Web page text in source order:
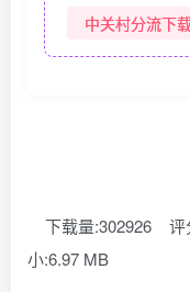
中关村分流下
下载量:302926 评
小:6.97 MB